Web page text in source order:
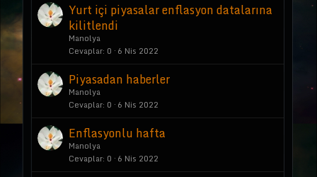
Yurt içi piyasalar enflasyon datalarına
kilitlendi
Manolya
Cevaplar 0 6 Nis 2022
Piyasadan haberler
Manolya
Cevaplar 0 6 Nis 2022
Enflasyonlu hafta
Manolya
Cevaplar 0 6 Nis 2022